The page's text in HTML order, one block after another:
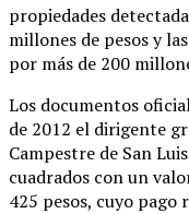
propiedades
millones de pesos y
por más de 200
Los documentos
de 2012 el dirigente
Campestre de San
cuadrados con un
425 pesos, cuyo pago